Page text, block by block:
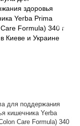
для поддержания
кишечника Yerba
Care Formula) 340